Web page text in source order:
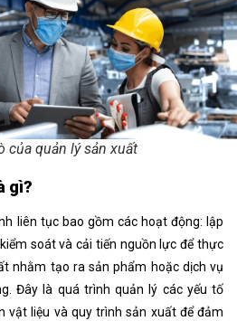
của quản lý sản xuất
gì?
liên tục bao gồm các hoạt động: lập
soát và cải tiến nguồn lực để thực
nhằm tạo ra sản phẩm hoặc dịch vụ
Đây là quá trình quản lý các yếu tố
vật liệu và quy trình sản xuất để đảm